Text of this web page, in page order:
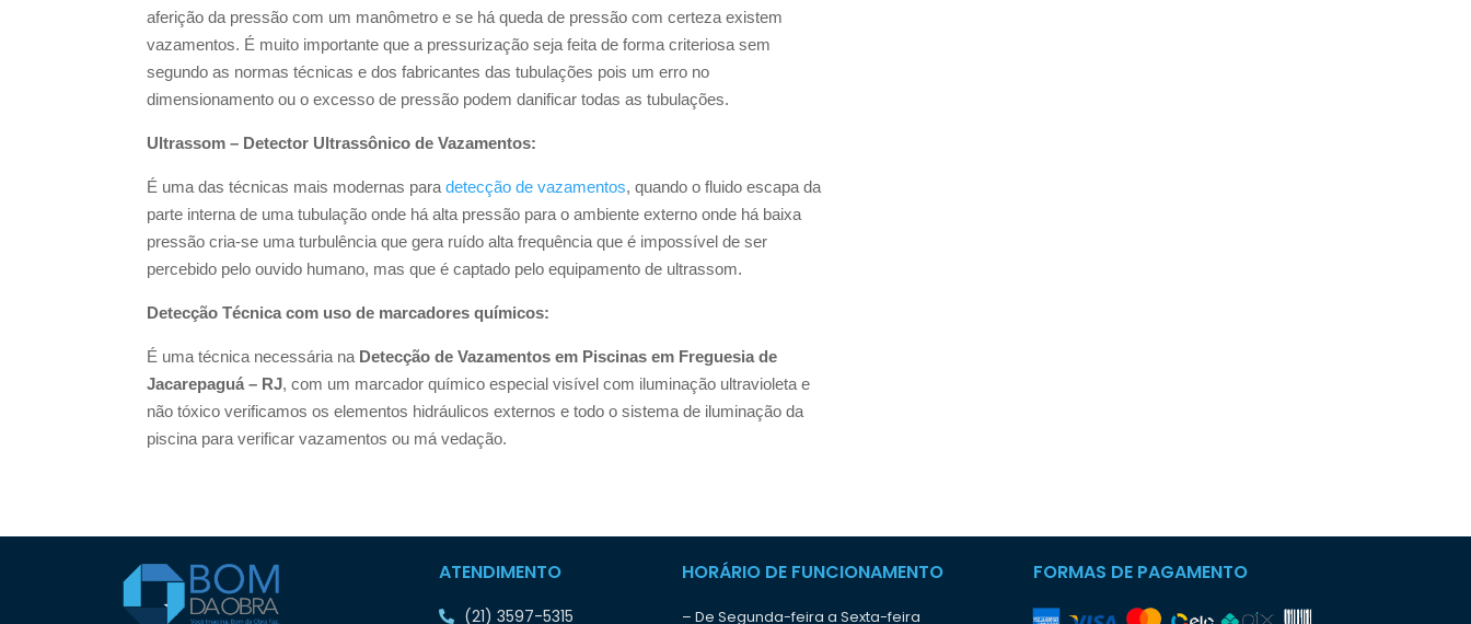
aferição da pressão com um manômetro e se há queda de pressão com certeza existem
vazamentos. É muito importante que a pressurização seja feita de forma criteriosa sem
segundo as normas técnicas e dos fabricantes das tubulações pois um erro no
dimensionamento ou o excesso de pressão podem danificar todas as tubulações.
Ultrassom – Detector Ultrassônico de Vazamentos:
É uma das técnicas mais modernas paradetecção de vazamentos, quando o fluido escapa da
parte interna de uma tubulação onde há alta pressão para o ambiente externo onde há baixa
pressão cria-se uma turbulência que gera ruído alta frequência que é impossível de ser
percebido pelo ouvido humano, mas que é captado pelo equipamento de ultrassom.
Detecção Técnica com uso de marcadores químicos:
É uma técnica necessária na Detecção de Vazamentos em Piscinas em Freguesia de
Jacarepaguá – RJ, com um marcador químico especial visível com iluminação ultravioleta e
não tóxico verificamos os elementos hidráulicos externos e todo o sistema de iluminação da
piscina para verificar vazamentos ou má vedação.
ATENDIMENTO
(21) 3597-5315
HORÁRIO DE FUNCIONAMENTO
– De Segunda-feira a Sexta-feira
FORMAS DE PAGAMENTO